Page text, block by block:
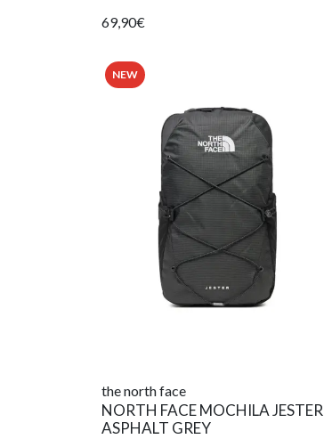
69,90€
NEW
the north face
NORTH FACE MOCHILA JESTER
ASPHALT GREY